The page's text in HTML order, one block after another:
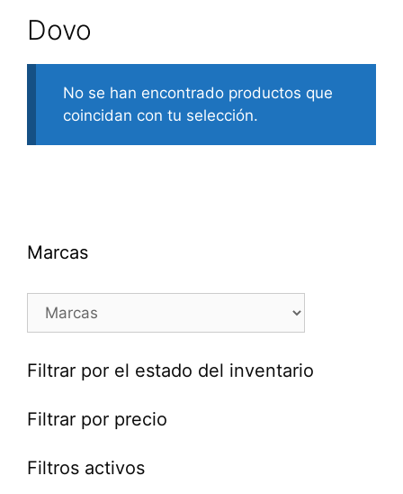
Dovo
No se han encontrado productos que
coincidan con tu selección.
Marcas
Filtrar por el estado del inventario
Filtrar por precio
Filtros activos